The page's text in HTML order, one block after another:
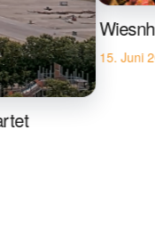
15. Juni